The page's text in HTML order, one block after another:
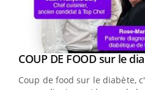
Youtube
COUP DE FOOD sur le
Coup de food sur le diabète,